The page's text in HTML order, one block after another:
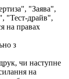
"Заява",
"Тест-драйв",
на правах
з
чи наступне
на